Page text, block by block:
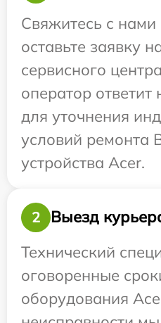
Свяжитесь с
оставьте заявку
сервисного
оператор
для уточнения
условий ремонта
устройства Acer.
2
Выезд
Технический
оговоренные
оборудования